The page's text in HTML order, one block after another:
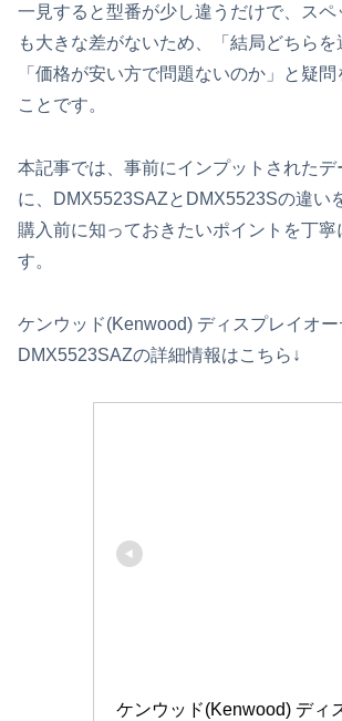
一見すると型番が少し違うだけで、スペ
も大きな差がないため、「結局どちらを
「価格が安い方で問題ないのか」と疑
ことです。
本記事では、事前にインプットされたデ
に、DMX5523SAZとDMX5523Sの違い
購入前に知っておきたいポイントを丁寧
す。
ケンウッド(Kenwood) ディスプレイオ
DMX5523SAZの詳細情報はこちら↓
ケンウッド(Kenwood) ディ